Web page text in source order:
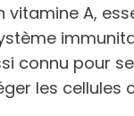
vitamine A,
connu pour
les cellules